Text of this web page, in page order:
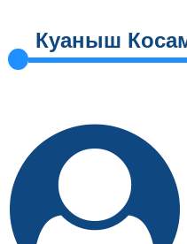
Куаныш